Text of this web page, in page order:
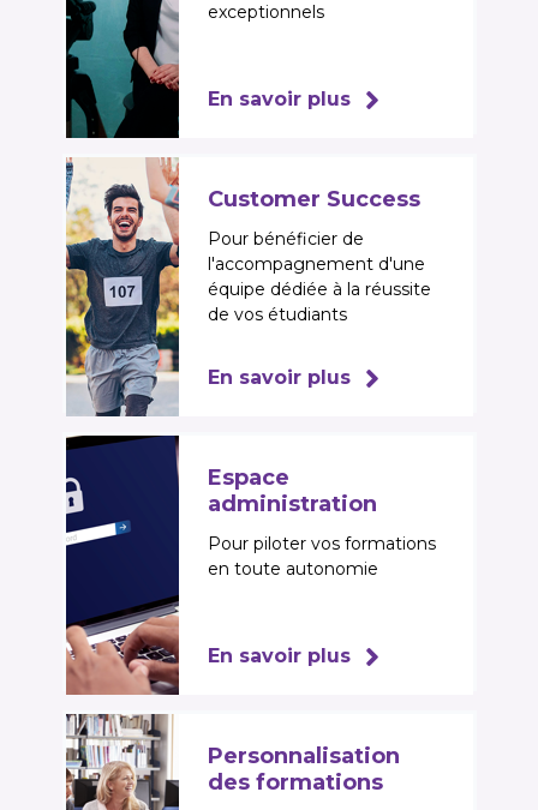
exceptionnels
En savoir plus
Customer Success
Pour bénéficier de
l'accompagnement d'une
équipe dédiée à la réussite
de vos étudiants
En savoir plus
Espace
administration
Pour piloter vos formations
en toute autonomie
En savoir plus
Personnalisation
des formations